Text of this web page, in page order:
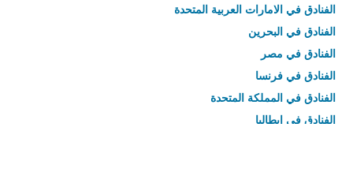
الفنادق في الامارات العربية المتحدة
الفنادق في البحرين
الفنادق في مصر
الفنادق في فرنسا
الفنادق في المملكة المتحدة
الفنادق في إيطاليا